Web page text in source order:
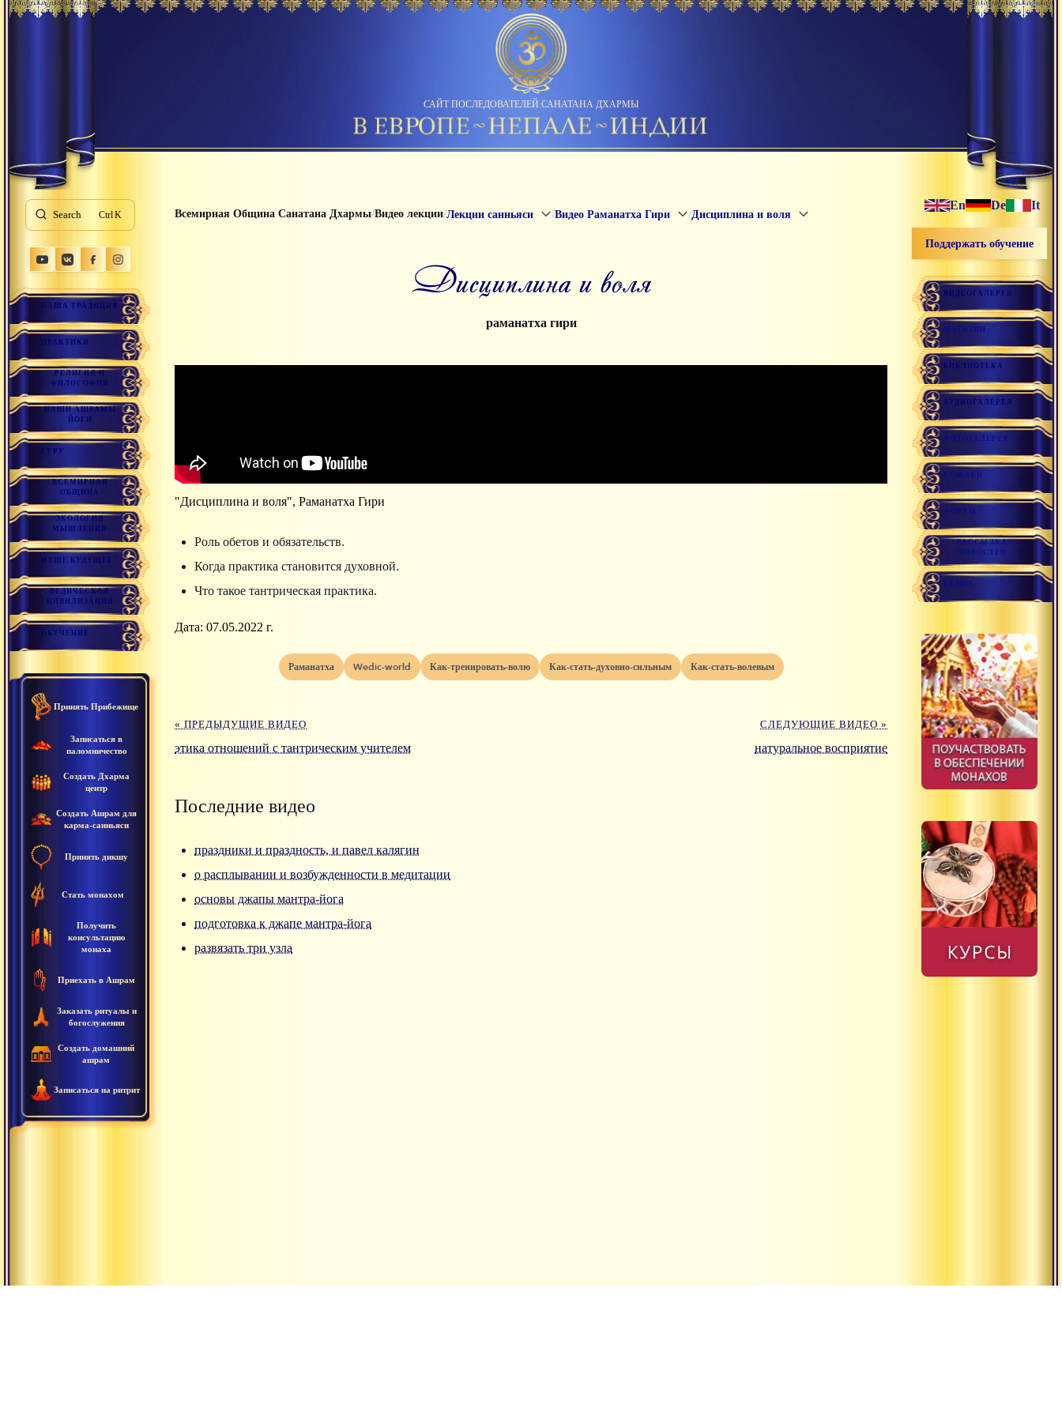
САЙТ ПОСЛЕДОВАТЕЛЕЙ САНАТАНА ДХАРМЫ
Search K
НАША ТРАДИЦИЯ
ПРАКТИКИ
РЕЛИГИЯ И
ФИЛОСОФИЯ
НАШИ АШРАМЫ
ЙОГИ
ГУРУ
ВСЕМИРНАЯ
ОБЩИНА
ЭКОЛОГИЯ
МЫШЛЕНИЯ
НАШЕ БУДУЩЕЕ
ВЕДИЧЕСКАЯ
ЦИВИЛИЗАЦИЯ
ОБУЧЕНИЕ
Принять Прибежище
Записаться в
паломничество
Создать Дхарма
центр
Создать Ашрам для
карма-санньяси
Принять дикшу
Стать монахом
Получить
консультацию
монаха
Приехать в Ашрам
Заказать ритуалы и
богослужения
Создать домашний
ашрам
Записаться на ритрит
Всемирная Община Санатана Дхармы/Видео лекции/Лекции санньяси /Видео Раманатха Гири /Дисциплина и воля
дисциплина и воля
раманатха гири
"Дисциплина и воля", Раманатха Гири
Роль обетов и обязательств.
Когда практика становится духовной.
Что такое тантрическая практика.
Дата: 07.05.2022 г.
раманатха wedic-world как-тренировать-волю как-стать-духовно-сильным как-стать-волевым
« ПРЕДЫДУЩИЕ ВИДЕО
этика отношений с тантрическим учителем
СЛЕДУЮЩИЕ ВИДЕО »
натуральное восприятие
Последние видео
праздники и праздность, и павел калягин
о расплывании и возбужденности в медитации
основы джапы мантра-йога
подготовка к джапе мантра-йога
развязать три узла
En De It
Поддержать обучение
ВИДЕОГАЛЕРЕЯ
МАГАЗИН
БИБЛИОТЕКА
АУДИОГАЛЕРЕЯ
ФОТОГАЛЕРЕЯ
ССЫЛКИ
ФОРУМ
РАССЫЛКА
НОВОСТЕЙ
РАДИО